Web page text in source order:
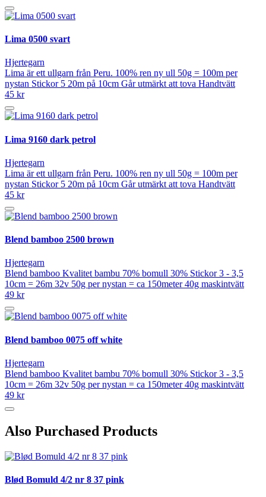
Lima 0500 svart
Hjertegarn
Lima är ett ullgarn från Peru. 100% ren ny ull 50g = 100m per
nystan Stickor 5 20m på 10cm Går utmärkt att tova Handtvätt
45 kr
Lima 9160 dark petrol
Hjertegarn
Lima är ett ullgarn från Peru. 100% ren ny ull 50g = 100m per
nystan Stickor 5 20m på 10cm Går utmärkt att tova Handtvätt
45 kr
Blend bamboo 2500 brown
Hjertegarn
Blend bamboo Kvalitet bambu 70% bomull 30% Stickor 3 - 3,5
10cm = 26m 32v 50g per nystan = ca 150meter 40g maskintvätt
49 kr
Blend bamboo 0075 off white
Hjertegarn
Blend bamboo Kvalitet bambu 70% bomull 30% Stickor 3 - 3,5
10cm = 26m 32v 50g per nystan = ca 150meter 40g maskintvätt
49 kr
Also Purchased Products
Blød Bomuld 4/2 nr 8 37 pink